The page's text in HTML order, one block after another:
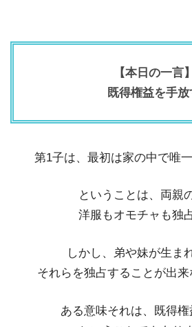
【本日の一言】
既得権益を手放
第1子は、最初は家の中で唯
ということは、両親
洋服もオモチャも独
しかし、弟や妹が生ま
それらを独占することが出来
ある意味それは、既得